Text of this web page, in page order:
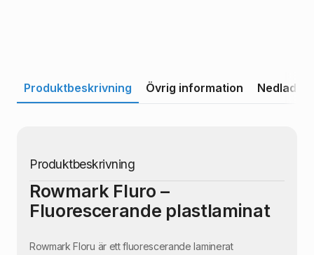
Produktbeskrivning Övrig information
Produktbeskrivning
Rowmark Fluro –
Fluorescerande plastlaminat
Rowmark Floru är ett fluorescerande laminerat